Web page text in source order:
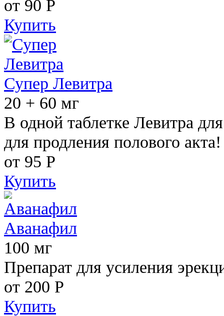
от 90 Р
Купить
Супер Левитра
20 + 60 мг
В одной таблетке Левитра
для продления полового акта!
от 95 Р
Купить
Аванафил
100 мг
Препарат для усиления
от 200 Р
Купить